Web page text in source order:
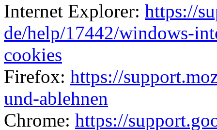
Internet Explorer: https://
de/help/17442/windows-
cookies
Firefox: https://
und-ablehnen
Chrome: https://